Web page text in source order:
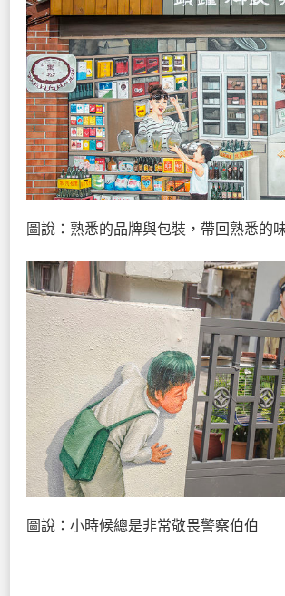
圖說：熟悉的品牌與包裝，帶回熟悉的
圖說：小時候總是非常敬畏警察伯伯